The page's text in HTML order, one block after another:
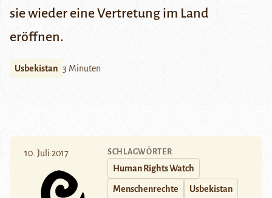
sie wieder eine Vertretung im Land
eröffnen.
Usbekistan 3 Minuten
10. Juli 2017 SCHLAGWÖRTER
Human Rights Watch
Menschenrechte Usbekistan